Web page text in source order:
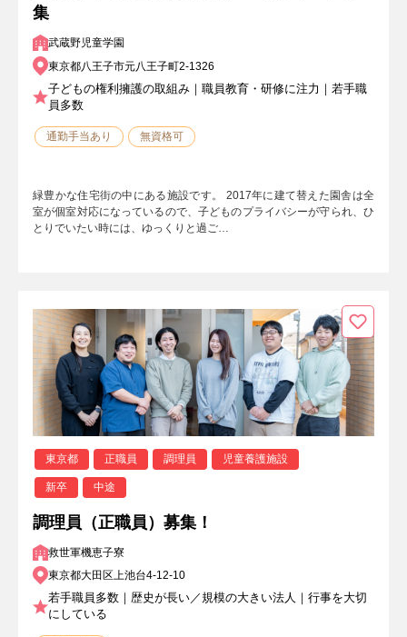
集
武蔵野児童学園
東京都八王子市元八王子町2-1326
子どもの権利擁護の取組み｜職員教育・研修に注力｜若手職
員多数
通勤手当あり 無資格可
緑豊かな住宅街の中にある施設です。 2017年に建て替えた園舎は全
室が個室対応になっているので、子どものプライバシーが守られ、ひ
とりでいたい時には、ゆっくりと過ご…
東京都 正職員 調理員 児童養護施設
新卒 中途
調理員（正職員）募集！
救世軍機恵子寮
東京都大田区上池台4-12-10
若手職員多数｜歴史が長い／規模の大きい法人｜行事を大切
にしている